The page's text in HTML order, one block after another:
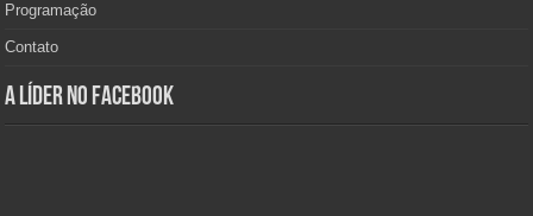
Programação
Contato
A Líder no Facebook